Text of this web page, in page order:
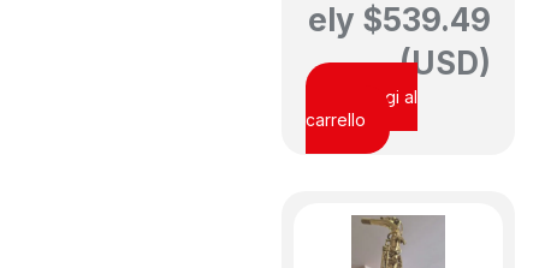
ely $539.49
(USD)
Aggiungi al
carrello